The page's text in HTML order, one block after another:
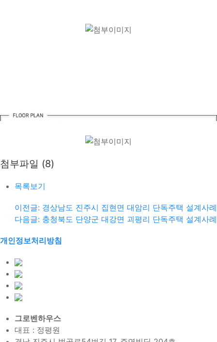
첨부파일 (8)
목록보기
이전글: 경상남도 진주시 집현면 대암리 단독주택 설계사례
다음글: 충청북도 단양군 대강면 괴평리 단독주택 설계사례
개인정보처리방침
그로벤하우스
대표 : 정평원